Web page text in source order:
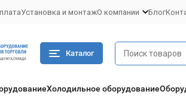
Установка и монтажО компании Блог
Каталог
Холодильное оборудование